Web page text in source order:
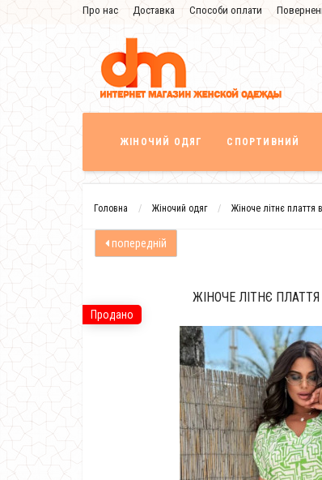
Про нас Доставка Способи оплати
Знижка
ЖІНОЧИЙ ОДЯГ СПОРТИВНИЙ
Головна Жіночий одяг Жіноче літнє плаття
попередній
Продано
ЖІНОЧЕ ЛІТНЄ